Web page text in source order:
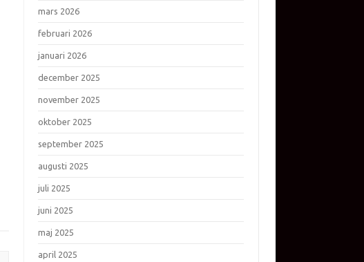
mars 2026
februari 2026
januari 2026
december 2025
november 2025
oktober 2025
september 2025
augusti 2025
juli 2025
juni 2025
maj 2025
april 2025